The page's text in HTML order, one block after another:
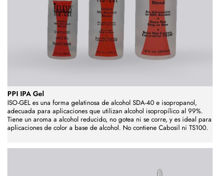
PPI IPA Gel
ISO-GEL es una forma gelatinosa de alcohol SDA-40 e isopropanol,
adecuada para aplicaciones que utilizan alcohol isopropílico al 99%.
Tiene un aroma a alcohol reducido, no gotea ni se corre, y es ideal para
aplicaciones de color a base de alcohol. No contiene Cabosil ni TS100.